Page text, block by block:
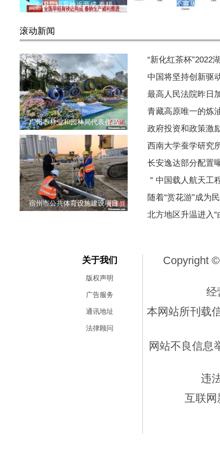
全国早稻育秧近两成 春耕 世界上首个开放式架构
滚动新闻
广州市林业和园林局代表作品
宿州市公共体育设施建设项目
“新化红茶杯”2022
中国将坚持创新驱
最高人民法院昨日
青藏高原唯一的炼
政府投资和政策激
西南大学蚕学研究
长安逸达部分配置
＂中国载人航天工
随着“赏花游”成为
北方地区升温进入
关于我们
版权声明
广告服务
通讯地址
法律顾问
Copyright
经
本网站所刊载
网站不良信息
违
互联网